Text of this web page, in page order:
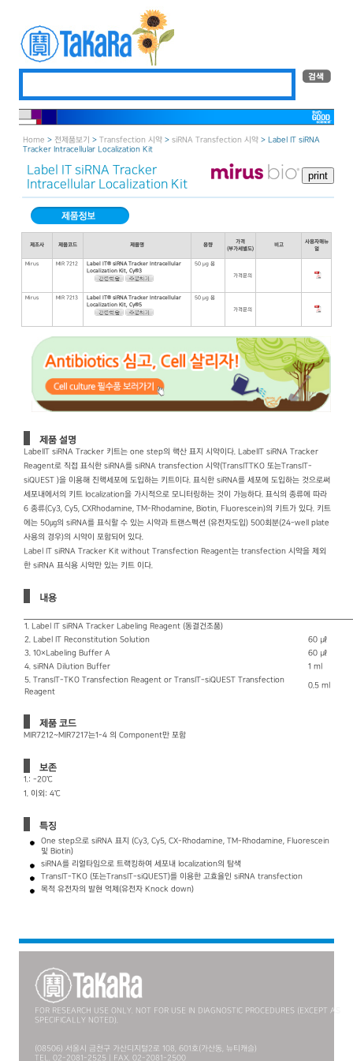
Home > 전제품보기 > Transfection 시약 > siRNA Transfection 시약 > Label IT siRNA
Tracker Intracellular Localization Kit
Label IT siRNA Tracker
Intracellular Localization Kit
제조사 제품코드 제품명 용량
가격
(부가세별도)
비고
사용자매뉴
얼
Mirus MIR 7212
Label IT® siRNA Tracker Intracellular
Localization Kit, Cy®3
50 μg 용
가격문의
Mirus MIR 7213
Label IT® siRNA Tracker Intracellular
Localization Kit, Cy®5
50 μg 용
가격문의
제품 설명
LabelIT siRNA Tracker 키트는 one step의 핵산 표지 시약이다. LabelIT siRNA Tracker
Reagent로 직접 표식한 siRNA를 siRNA transfection 시약(TransITTKO 또는TransIT-
siQUEST )을 이용해 진핵세포에 도입하는 키트이다. 표식한 siRNA를 세포에 도입하는 것으로써
세포내에서의 키트 localization을 가시적으로 모니터링하는 것이 가능하다. 표식의 종류에 따라
6 종류(Cy3, Cy5, CXRhodamine, TM-Rhodamine, Biotin, Fluorescein)의 키트가 있다. 키트
에는 50㎍의 siRNA를 표식할 수 있는 시약과 트랜스펙션 (유전자도입) 500회분(24-well plate
사용의 경우)의 시약이 포함되어 있다.
Label IT siRNA Tracker Kit without Transfection Reagent는 transfection 시약을 제외
한 siRNA 표식용 시약만 있는 키트 이다.
내용
1. Label IT siRNA Tracker Labeling Reagent (동결건조품)
2. Label IT Reconstitution Solution
60 ㎕
3. 10×Labeling Buffer A
60 ㎕
4. siRNA Dilution Buffer
1 ml
5. TransIT-TKO Transfection Reagent or TransIT-siQUEST Transfection
Reagent
0.5 ml
제품 코드
MIR7212~MIR7217는1-4 의 Component만 포함
보존
1.： －20℃
1. 이외： 4℃
특징
One step으로 siRNA 표지 (Cy3, Cy5, CX-Rhodamine, TM-Rhodamine, Fluorescein
및 Biotin)
siRNA를 리얼타임으로 트랙킹하여 세포내 localization의 탐색
TransIT-TKO (또는TransIT-siQUEST)를 이용한 고효율인 siRNA transfection
목적 유전자의 발현 억제(유전자 Knock down)
FOR RESEARCH USE ONLY. NOT FOR USE IN DIAGNOSTIC PROCEDURES (EXCEPT AS
SPECIFICALLY NOTED).
(08506) 서울시 금천구 가산디지털2로 108, 601호(가산동, 뉴티캐슬)
TEL. 02-2081-2525 | FAX. 02-2081-2500